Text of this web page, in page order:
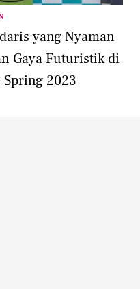
yang Nyaman
Gaya Futuristik di
2023